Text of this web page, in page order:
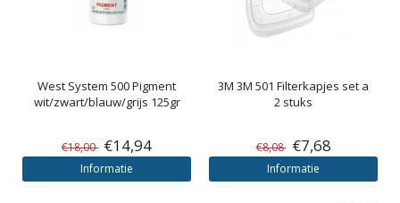
West System 500 Pigment
wit/zwart/blauw/grijs 125gr
€18,00 €14,94
Informatie
3M 3M 501 Filterkapjes set a
2 stuks
€8,08 €7,68
Informatie